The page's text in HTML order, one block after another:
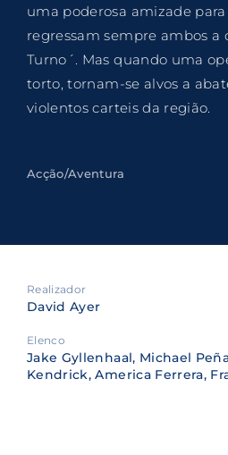
uma poderosa amizade
regressam sempre ambos a
Turno´. Mas quando uma
torto, tornam-se alvos a
violentos carteis da região.
Acção/Aventura
Realizador
David Ayer
Elenco
Jake Gyllenhaal, Michael
Kendrick, America Ferrera,